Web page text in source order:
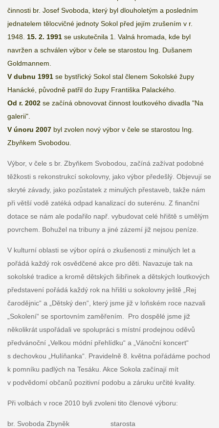
činnosti br. Josef Svoboda, který byl dlouholetým a posledním
jednatelem tělocvičné jednoty Sokol před jejím zrušením v r.
1948. 15. 2. 1991 se uskutečnila 1. Valná hromada, kde byl
navržen a schválen výbor v čele se starostou Ing. Dušanem
Goldmannem.
V dubnu 1991 se bystřický Sokol stal členem Sokolské župy
Hanácké, původně patřil do župy Františka Palackého.
Od r. 2002 se začíná obnovovat činnost loutkového divadla "Na
galerii".
V únoru 2007 byl zvolen nový výbor v čele se starostou Ing.
Zbyňkem Svobodou.
Výbor, v čele s br. Zbyňkem Svobodou, začíná zažívat podobné
těžkosti s rekonstrukcí sokolovny, jako výbor předešlý. Objevují se
skryté závady, jako pozůstatek z minulých přestaveb, takže nám
při větší vodě zatéká odpad kanalizací do suterénu. Z finanční
dotace se nám ale podařilo např. vybudovat celé hřiště s umělým
povrchem. Bohužel na tribuny a jiné zázemí již nejsou peníze.
V kulturní oblasti se výbor opírá o zkušenosti z minulých let a
pořádá každý rok osvědčené akce pro děti. Navazuje tak na
sokolské tradice a kromě dětských šibřinek a dětských loutkových
představení pořádá každý rok na hřišti u sokolovny ještě „Rej
čarodějnic“ a „Dětský den“, který jsme již v loňském roce nazvali
„Sokolení“ se sportovním zaměřením. Pro dospělé jsme již
několikrát uspořádali ve spolupráci s místní prodejnou oděvů
předvánoční „Velkou módní přehlídku“ a „Vánoční koncert“
s dechovkou „Hulíňanka“. Pravidelně 8. května pořádáme pochod
k pomníku padlých na Tesáku. Akce Sokola začínají mít
v podvědomí občanů pozitivní podobu a záruku určité kvality.
Při volbách v roce 2010 byli zvoleni tito členové výboru:
br. Svoboda Zbyněk starosta